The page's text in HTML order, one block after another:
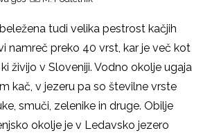
tudi velika pestrost kačjih
namreč preko 40 vrst, kar je več kot
živijo v Sloveniji. Vodno okolje ugaja
kač, v jezeru pa so številne vrste
smuči, zelenike in druge. Obilje
okolje je v Ledavsko jezero